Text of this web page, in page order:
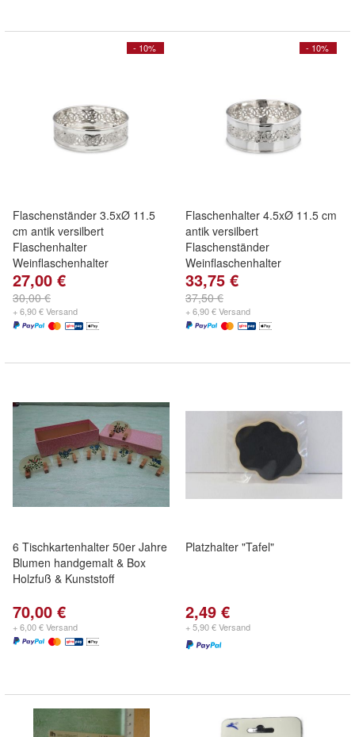
- 10%
Flaschenständer 3.5xØ 11.5
cm antik versilbert
Flaschenhalter
Weinflaschenhalter
27,00 €
30,00 €
+ 6,90 € Versand
- 10%
Flaschenhalter 4.5xØ 11.5 cm
antik versilbert
Flaschenständer
Weinflaschenhalter
33,75 €
37,50 €
+ 6,90 € Versand
6 Tischkartenhalter 50er Jahre
Blumen handgemalt & Box
Holzfuß & Kunststoff
70,00 €
+ 6,00 € Versand
Platzhalter "Tafel"
2,49 €
+ 5,90 € Versand